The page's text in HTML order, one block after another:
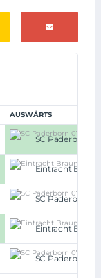
AUSWÄRTS
SC Paderborn
Eintracht
SC Paderborn
Eintracht
SC Paderborn